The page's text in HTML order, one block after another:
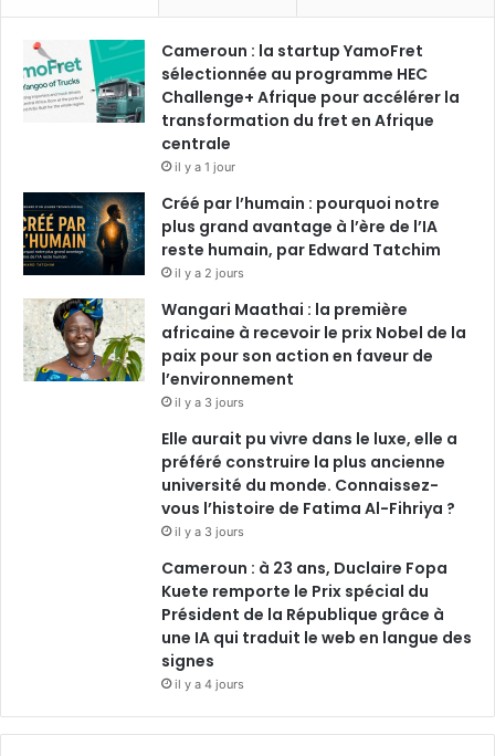
b
o
o
e
d
u
b
a
g
m
Cameroun : la startup YamoFret
sélectionnée au programme HEC
Challenge+ Afrique pour accélérer la
transformation du fret en Afrique
centrale
il y a 1 jour
Créé par l’humain : pourquoi notre
plus grand avantage à l’ère de l’IA
reste humain, par Edward Tatchim
il y a 2 jours
Wangari Maathai : la première
africaine à recevoir le prix Nobel de la
paix pour son action en faveur de
l’environnement
il y a 3 jours
Elle aurait pu vivre dans le luxe, elle a
préféré construire la plus ancienne
université du monde. Connaissez-
vous l’histoire de Fatima Al-Fihriya ?
il y a 3 jours
Cameroun : à 23 ans, Duclaire Fopa
Kuete remporte le Prix spécial du
Président de la République grâce à
une IA qui traduit le web en langue des
signes
il y a 4 jours